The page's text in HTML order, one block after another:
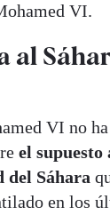
VI.
al
VI no
el supuesto
Sáhara
en los